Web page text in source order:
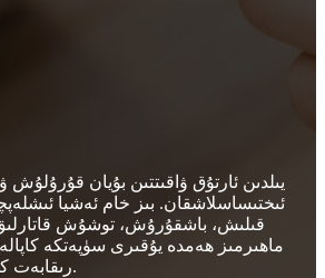
ئىختىساسلاشقان. بىز خام ئەشيا
قىلىش، باشقۇرۇش، توشۇش قاتارلىق
ماھىرمىز ھەمدە يۇقىرى سۈپەتكە
رىقابەت كۈچىمىزنى ئاشۇرىمىز.